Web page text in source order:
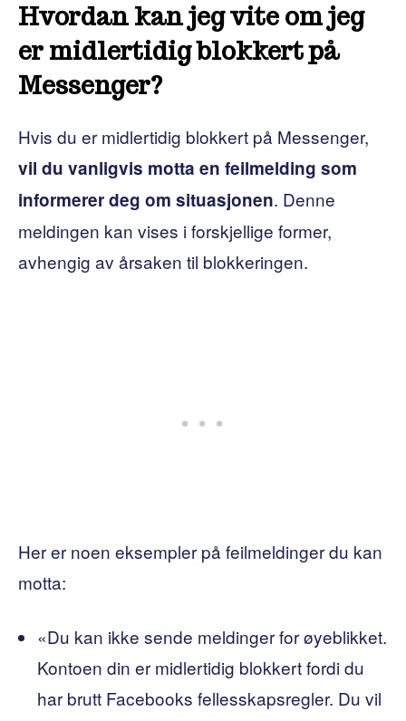
Hvordan kan jeg vite om jeg
er midlertidig blokkert på
Messenger?
Hvis du er midlertidig blokkert på Messenger,
vil du vanligvis motta en feilmelding som
informerer deg om situasjonen. Denne
meldingen kan vises i forskjellige former,
avhengig av årsaken til blokkeringen.
Her er noen eksempler på feilmeldinger du kan
motta:
«Du kan ikke sende meldinger for øyeblikket.
Kontoen din er midlertidig blokkert fordi du
har brutt Facebooks fellesskapsregler. Du vil